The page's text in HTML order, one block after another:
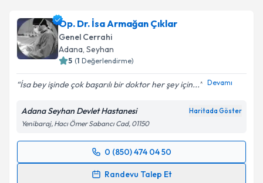
Op. Dr. İsa Armağan Çıklar
Genel Cerrahi
Adana, Seyhan
5 (1 Değerlendirme)
İsa bey işinde çok başarılı bir doktor her şey için... Devamı
Adana Seyhan Devlet Hastanesi Haritada Göster
Yenibaraj, Hacı Ömer Sabancı Cad, 01150
0 (850) 474 04 50
Randevu Talep Et
Randevu Takvimi Talebi